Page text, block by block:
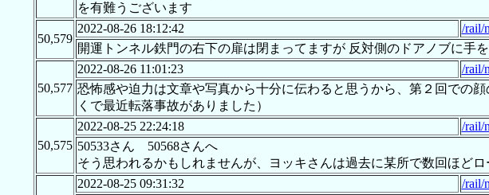
を有難うございます
50,579
2022-08-26 18:12:42 /rail/
開運トンネル鉄門の右下の扉は閉まってますが 反対側のドアノブに手
50,577
2022-08-26 11:01:23 /rail/
恐怖感や迫力は文章や写真から十分に伝わると思うから、第２回での
くで最近転落事故がありました）
50,575
2022-08-25 22:24:18 /rail/
50533さん 50568さんへ
そう思われるかもしれませんが、ヨッキさんは過去に某所で数回ほど
2022-08-25 09:31:32 /rail/